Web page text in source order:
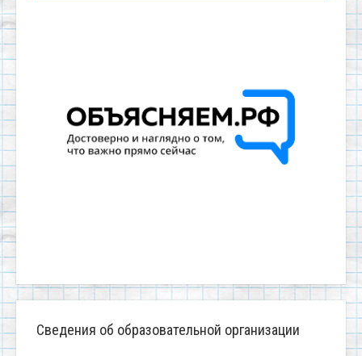
Сведения об образовательной организации